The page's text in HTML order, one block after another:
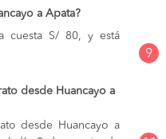
a Apata?
cuesta S/ 80, y está
desde Huancayo a
desde Huancayo a
9